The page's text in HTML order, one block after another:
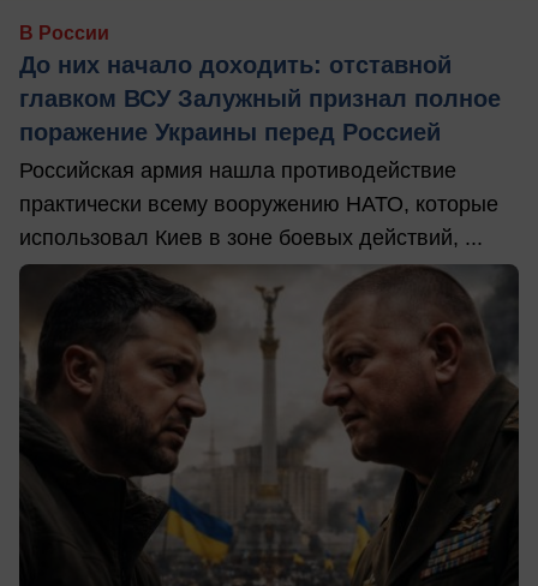
В России
До них начало доходить: отставной
главком ВСУ Залужный признал полное
поражение Украины перед Россией
Российская армия нашла противодействие
практически всему вооружению НАТО, которые
использовал Киев в зоне боевых действий, ...